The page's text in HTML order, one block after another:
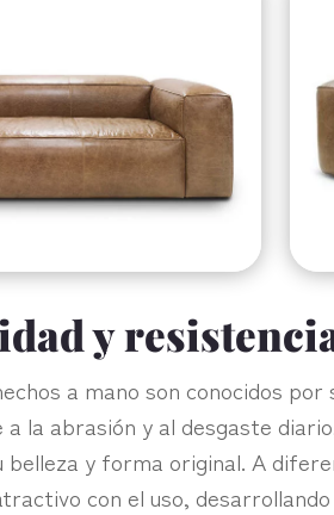
y
a mano son conocidos
la abrasión y al desgaste
y forma original. A
con el uso,